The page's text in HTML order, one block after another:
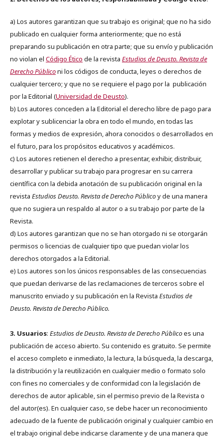
a) Los autores garantizan que su trabajo es original; que no ha sido
publicado en cualquier forma anteriormente; que no está
preparando su publicación en otra parte; que su envío y publicación
no violan el Código Ético de la revista Estudios de Deusto. Revista de
Derecho Públiconi los códigos de conducta, leyes o derechos de
cualquier tercero; y que no se requiere el pago por la publicación
por la Editorial (Universidad de Deusto).
b) Los autores conceden a la Editorial el derecho libre de pago para
explotar y sublicenciar la obra en todo el mundo, en todas las
formas y medios de expresión, ahora conocidos o desarrollados en
el futuro, para los propósitos educativos y académicos.
c) Los autores retienen el derecho a presentar, exhibir, distribuir,
desarrollar y publicar su trabajo para progresar en su carrera
científica con la debida anotación de su publicación original en la
revista Estudios Deusto. Revista de Derecho Públicoy de una manera
que no sugiera un respaldo al autor o a su trabajo por parte de la
Revista.
d) Los autores garantizan que no se han otorgado ni se otorgarán
permisos o licencias de cualquier tipo que puedan violar los
derechos otorgados a la Editorial.
e) Los autores son los únicos responsables de las consecuencias
que puedan derivarse de las reclamaciones de terceros sobre el
manuscrito enviado y su publicación en la Revista Estudios de
Deusto. Revista de Derecho Público.
3. Usuarios: Estudios de Deusto. Revista de Derecho Públicoes una
publicación de acceso abierto. Su contenido es gratuito. Se permite
el acceso completo e inmediato, la lectura, la búsqueda, la descarga,
la distribución y la reutilización en cualquier medio o formato solo
con fines no comerciales y de conformidad con la legislación de
derechos de autor aplicable, sin el permiso previo de la Revista o
del autor(es). En cualquier caso, se debe hacer un reconocimiento
adecuado de la fuente de publicación original y cualquier cambio en
el trabajo original debe indicarse claramente y de una manera que